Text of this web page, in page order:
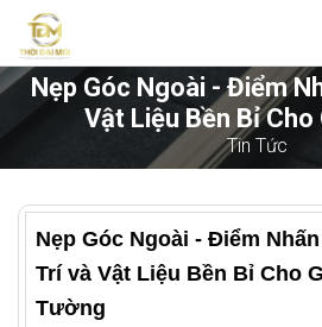
Nẹp Góc Ngoài - Điểm
Vật Liệu Bền Bỉ
Tin Tức
Nẹp Góc Ngoài - Điểm
Trí và Vật Liệu Bền Bỉ Cho
Tường